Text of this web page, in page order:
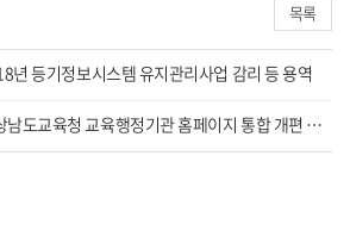
목록
년 등기정보시스템 유지관리사업 감리 등 용역
경상남도교육청 교육행정기관 홈페이지 통합 개편 사업 감리용역